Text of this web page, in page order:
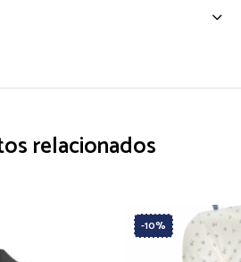
relacionados
-10%